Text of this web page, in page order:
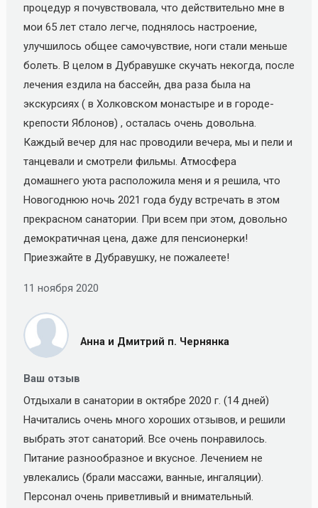
процедур я почувствовала, что действительно мне в
мои 65 лет стало легче, поднялось настроение,
улучшилось общее самочувствие, ноги стали меньше
болеть. В целом в Дубравушке скучать некогда, после
лечения ездила на бассейн, два раза была на
экскурсиях ( в Холковском монастыре и в городе-
крепости Яблонов) , осталась очень довольна.
Каждый вечер для нас проводили вечера, мы и пели и
танцевали и смотрели фильмы. Атмосфера
домашнего уюта расположила меня и я решила, что
Новогоднюю ночь 2021 года буду встречать в этом
прекрасном санатории. При всем при этом, довольно
демократичная цена, даже для пенсионерки!
Приезжайте в Дубравушку, не пожалеете!
11 ноября 2020
Анна и Дмитрий п. Чернянка
Ваш отзыв
Отдыхали в санатории в октябре 2020 г. (14 дней)
Начитались очень много хороших отзывов, и решили
выбрать этот санаторий. Все очень понравилось.
Питание разнообразное и вкусное. Лечением не
увлекались (брали массажи, ванные, ингаляции).
Персонал очень приветливый и внимательный.